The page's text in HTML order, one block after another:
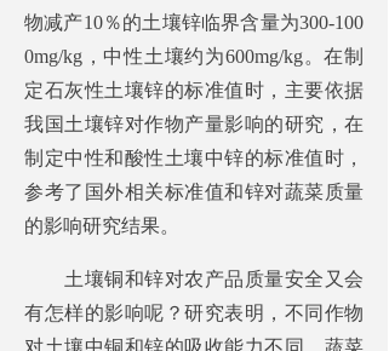
物减产10％的土壤锌临界含量为300-100
0mg/kg，中性土壤约为600mg/kg。在制
定石灰性土壤锌的标准值时，主要依据
我国土壤锌对作物产量影响的研究，在
制定中性和酸性土壤中锌的标准值时，
参考了国外相关标准值和锌对蔬菜质量
的影响研究结果。
土壤铜和锌对农产品质量安全又会
有怎样的影响呢？研究表明，不同作物
对土壤中铜和锌的吸收能力不同，蔬菜